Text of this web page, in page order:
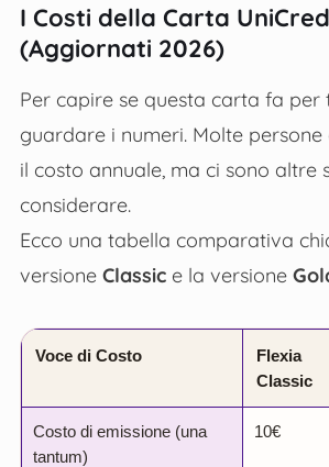
I Costi della Carta
(Aggiornati 2026)
Per capire se questa carta fa per
guardare i numeri. Molte
il costo annuale, ma ci sono altre
considerare.
Ecco una tabella comparativa
versione Classice la versione
Voce di Costo
Flexia
Classic
Costo di emissione (una
tantum)
10€